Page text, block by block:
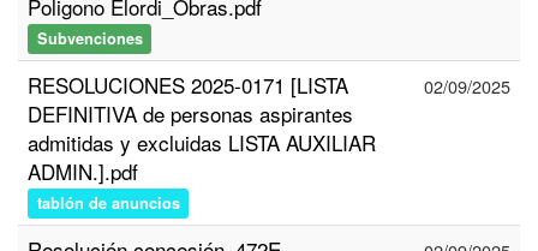
Poligono Elordi_Obras.pdf
Subvenciones
RESOLUCIONES 2025-0171 [LISTA
DEFINITIVA de personas aspirantes
admitidas y excluidas LISTA AUXILIAR
ADMIN.].pdf
tablón de anuncios
02/09/2025